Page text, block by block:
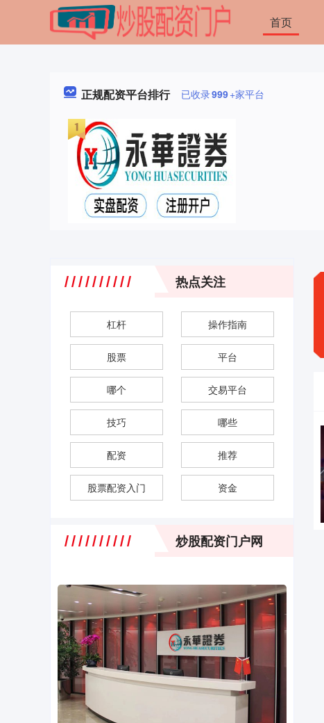
首页
正规配资平台排行 已收录999+家平台
热点关注
杠杆 操作指南
股票 平台
哪个 交易平台
技巧 哪些
配资 推荐
股票配资入门 资金
炒股配资门户网